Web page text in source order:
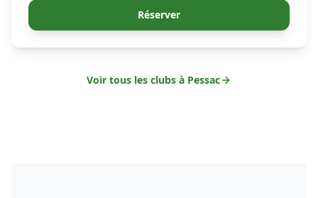
Réserver
Voir tous les clubs à Pessac